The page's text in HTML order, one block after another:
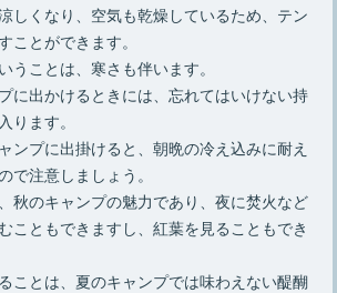
しくなり、空気も乾燥しているため、テン
ことができます。
うことは、寒さも伴います。
に出かけるときには、忘れてはいけない持
ります。
ンプに出掛けると、朝晩の冷え込みに耐え
で注意しましょう。
秋のキャンプの魅力であり、夜に焚火など
こともできますし、紅葉を見ることもでき
ことは、夏のキャンプでは味わえない醍醐